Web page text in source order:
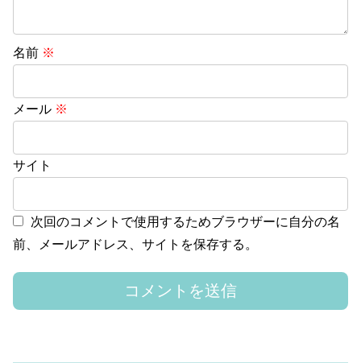
名前 ※
メール ※
サイト
次回のコメントで使用するためブラウザーに自分の名
前、メールアドレス、サイトを保存する。